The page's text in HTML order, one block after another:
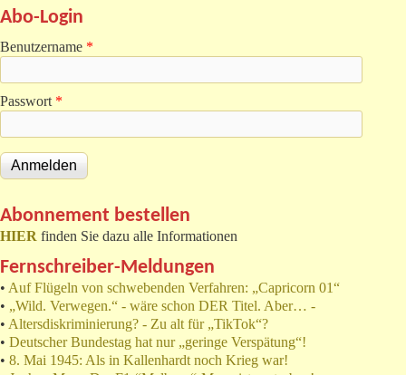
Abo-Login
Benutzername *
Passwort *
Abonnement bestellen
HIER finden Sie dazu alle Informationen
Fernschreiber-Meldungen
• Auf Flügeln von schwebenden Verfahren: „Capricorn 01“
• „Wild. Verwegen.“ - wäre schon DER Titel. Aber… -
• Altersdiskriminierung? - Zu alt für „TikTok“?
• Deutscher Bundestag hat nur „geringe Verspätung“!
• 8. Mai 1945: Als in Kallenhardt noch Krieg war!